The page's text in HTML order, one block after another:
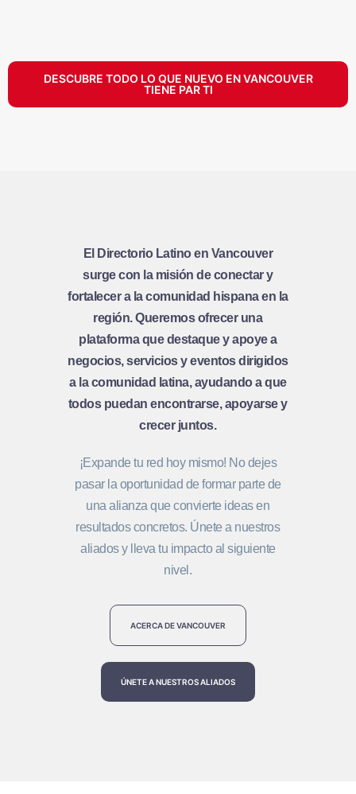
DESCUBRE TODO LO QUE NUEVO EN VANCOUVER
TIENE PAR TI
El Directorio Latino en Vancouver
surge con la misión de conectar y
fortalecer a la comunidad hispana en la
región. Queremos ofrecer una
plataforma que destaque y apoye a
negocios, servicios y eventos dirigidos
a la comunidad latina, ayudando a que
todos puedan encontrarse, apoyarse y
crecer juntos.
¡Expande tu red hoy mismo! No dejes
pasar la oportunidad de formar parte de
una alianza que convierte ideas en
resultados concretos. Únete a nuestros
aliados y lleva tu impacto al siguiente
nivel.
ACERCA DE VANCOUVER
ÚNETE A NUESTROS ALIADOS